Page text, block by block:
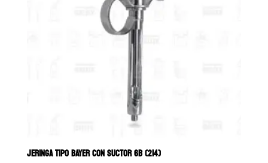
JERINGA TIPO BAYER CON SUCTOR 6B (214)